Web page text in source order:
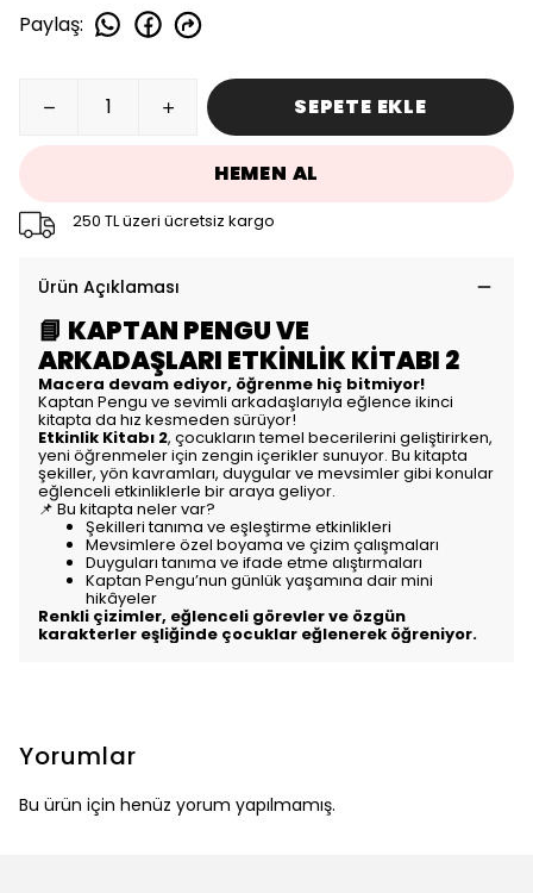
Paylaş:
SEPETE EKLE
HEMEN AL
250 TL üzeri ücretsiz kargo
Ürün Açıklaması
📘 KAPTAN PENGU VE
ARKADAŞLARI ETKİNLİK KİTABI 2
Macera devam ediyor, öğrenme hiç bitmiyor!
Kaptan Pengu ve sevimli arkadaşlarıyla eğlence ikinci
kitapta da hız kesmeden sürüyor!
Etkinlik Kitabı 2, çocukların temel becerilerini geliştirirken,
yeni öğrenmeler için zengin içerikler sunuyor. Bu kitapta
şekiller, yön kavramları, duygular ve mevsimler gibi konular
eğlenceli etkinliklerle bir araya geliyor.
📌 Bu kitapta neler var?
Şekilleri tanıma ve eşleştirme etkinlikleri
Mevsimlere özel boyama ve çizim çalışmaları
Duyguları tanıma ve ifade etme alıştırmaları
Kaptan Pengu’nun günlük yaşamına dair mini
hikâyeler
Renkli çizimler, eğlenceli görevler ve özgün
karakterler eşliğinde çocuklar eğlenerek öğreniyor.
Yorumlar
Bu ürün için henüz yorum yapılmamış.